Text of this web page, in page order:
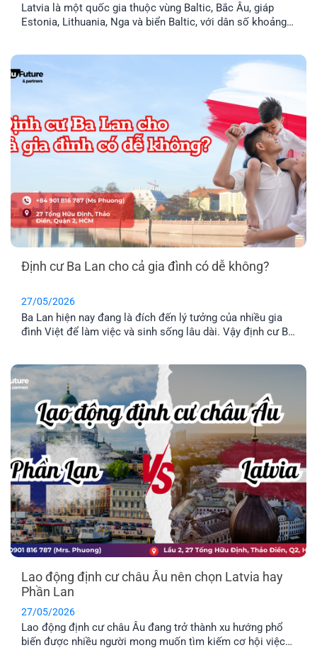
Latvia là một quốc gia thuộc vùng Baltic, Bắc Âu, giáp
Estonia, Lithuania, Nga và biển Baltic, với dân số khoảng
Định cư Ba Lan cho cả gia đình có dễ không?
27/05/2026
Ba Lan hiện nay đang là đích đến lý tưởng của nhiều gia
đình Việt để làm việc và sinh sống lâu dài. Vậy định cư Ba
Lao động định cư châu Âu nên chọn Latvia hay
Phần Lan
27/05/2026
Lao động định cư châu Âu đang trở thành xu hướng phổ
biến được nhiều người mong muốn tìm kiếm cơ hội việc